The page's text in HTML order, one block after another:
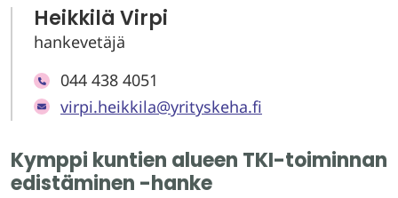
Heikkilä Virpi
hankevetäjä
044 438 4051
virpi.heikkila@yrityskeha.fi
Kymppi kuntien alueen TKI-toiminnan
edistäminen -hanke